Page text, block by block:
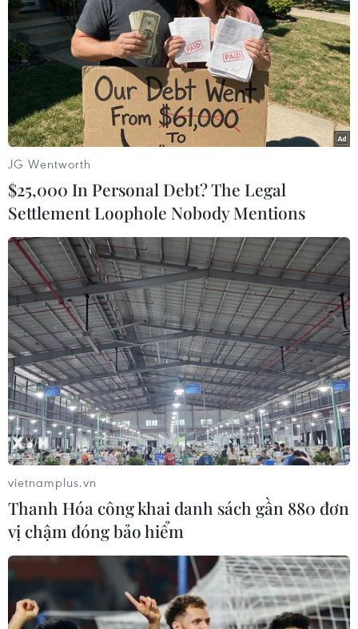
JG Wentworth
$25,000 In Personal Debt? The Legal
Settlement Loophole Nobody Mentions
vietnamplus.vn
Thanh Hóa công khai danh sách gần 880 đơn
vị chậm đóng bảo hiểm